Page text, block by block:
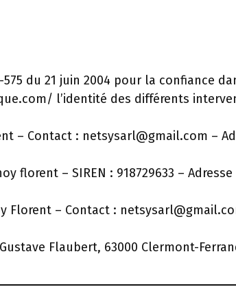
du 21 juin 2004 pour la confiance
l’identité des différents
– Contact : netsysarl@gmail.com –
florent – SIREN : 918729633 –
Florent – Contact :
Flaubert, 63000 Clermont-